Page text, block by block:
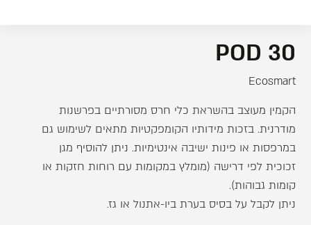
POD 30
Ecosmart
הקמין מעוצב בהשראת כלי חרס מסורתיים בפרשנות
מודרנית. בזכות מידותיו הקומפקטיות מתאים לשימוש גם
במרפסות או פינות ישיבה אינטימיות. ניתן להוסיף מגן
זכוכית לפי דרישה (מומלץ במקומות עם רוחות חזקות או
קומות גבוהות).
ניתן לקבל על בסיס בערת ביו-אתנול או גז.